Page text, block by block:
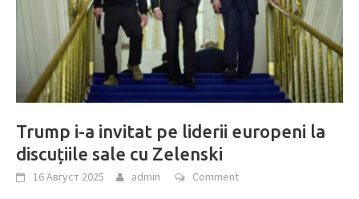
Trump i-a invitat pe liderii europeni la
discuțiile sale cu Zelenski
16 Август 2025 admin Comment